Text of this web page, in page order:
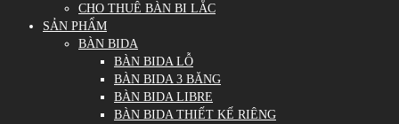
CHO THUÊ BÀN BI LẮC
SẢN PHẨM
BÀN BIDA
BÀN BIDA LỖ
BÀN BIDA 3 BĂNG
BÀN BIDA LIBRE
BÀN BIDA THIẾT KẾ RIÊNG